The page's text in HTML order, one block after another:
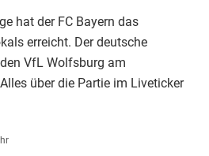
hat der FC Bayern das
erreicht. Der deutsche
VfL Wolfsburg am
über die Partie im Liveticker